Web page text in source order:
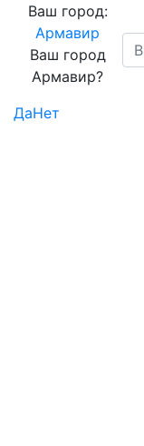
Ваш город:
Армавир
Ваш город
Армавир?
ДаНет